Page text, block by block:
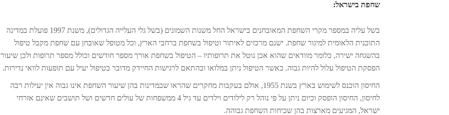
שחפת בישראל:
בשל עליה במספר מקרי השחפת המאובחנים בישראל החל משנות השמונים (בשל גלי העלייה הגדולים), משנת 1997 פועלת במדינה
התוכנית הלאומית למיגור שחפת. ישנם מרכזים לאיתור וטיפול בשחפת ברחבי הארץ, וכל מטופל שאובחן עם שחפת מקבל טיפול
בהשגחה ישירה, כלומר מוודאים שהוא אכן נוטל את תרופותיו – הטיפול בשחפת אורך מספר חודשים וכולל מספר תרופות ולכן שיעור
הפסקת הטיפול עלול להיות גבוה. כאשר הטיפול ניתן במלואו ובהתאם לרגישות החיידק מדובר בטיפול יעיל עם תופעות לוואי נדירות.
החיסון הוכנס לשימוש בארץ בשנת 1955, אולם בעקבות מחקרים שהראו שבמדינות בהן שיעור השחפת אינו גבוה אין יעילות רבה
לחיסון, החיסון הופסק וכיום ניתן על פי נוהל רק לילודים וילדים עד גיל 4 ממשפחות של עולים חדשים ושל תושבים שאינם אזרחי
ישראל, המגיעים מארצות בהן שכיחות השחפת גבוהה.